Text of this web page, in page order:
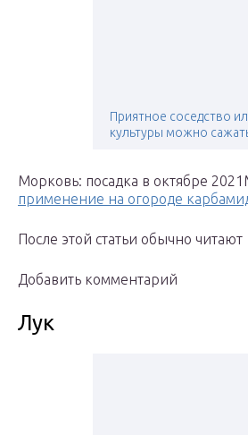
Приятное соседство
культуры можно
Морковь: посадка в октябре
применение на огороде
После этой статьи обычно читают
Добавить комментарий
Лук